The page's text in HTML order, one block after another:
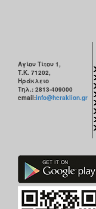
Αγίου Τίτου 1,
Τ.Κ. 71202,
Ηράκλειο
Τηλ.: 2813-409000
email:info@heraklion.gr